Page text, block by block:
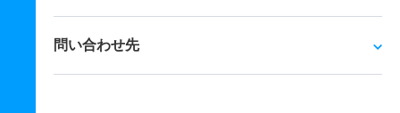
問い合わせ先